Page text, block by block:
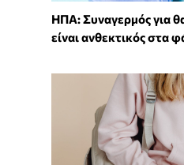
ΗΠΑ: Συναγερμός για
είναι ανθεκτικός στα